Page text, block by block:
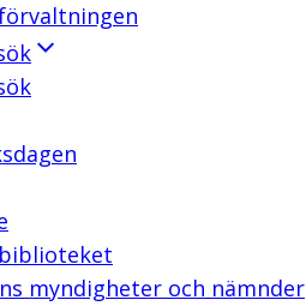
myndigheter och nämnder